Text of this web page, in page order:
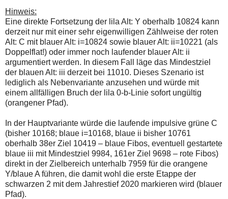
Hinweis:
Eine direkte Fortsetzung der lila Alt: Y oberhalb 10824 kann
derzeit nur mit einer sehr eigenwilligen Zählweise der roten
Alt: C mit blauer Alt: i=10824 sowie blauer Alt: ii=10221 (als
Doppelflat!) oder immer noch laufender blauer Alt: ii
argumentiert werden. In diesem Fall läge das Mindestziel
der blauen Alt: iii derzeit bei 11010. Dieses Szenario ist
lediglich als Nebenvariante anzusehen und würde mit
einem allfälligen Bruch der lila 0-b-Linie sofort ungültig
(orangener Pfad).
In der Hauptvariante würde die laufende impulsive grüne C
(bisher 10168; blaue i=10168, blaue ii bisher 10761
oberhalb 38er Ziel 10419 – blaue Fibos, eventuell gestartete
blaue iii mit Mindestziel 9984, 161er Ziel 9698 – rote Fibos)
direkt in der Zielbereich unterhalb 7959 für die orangene
Y/blaue A führen, die damit wohl die erste Etappe der
schwarzen 2 mit dem Jahrestief 2020 markieren wird (blauer
Pfad).